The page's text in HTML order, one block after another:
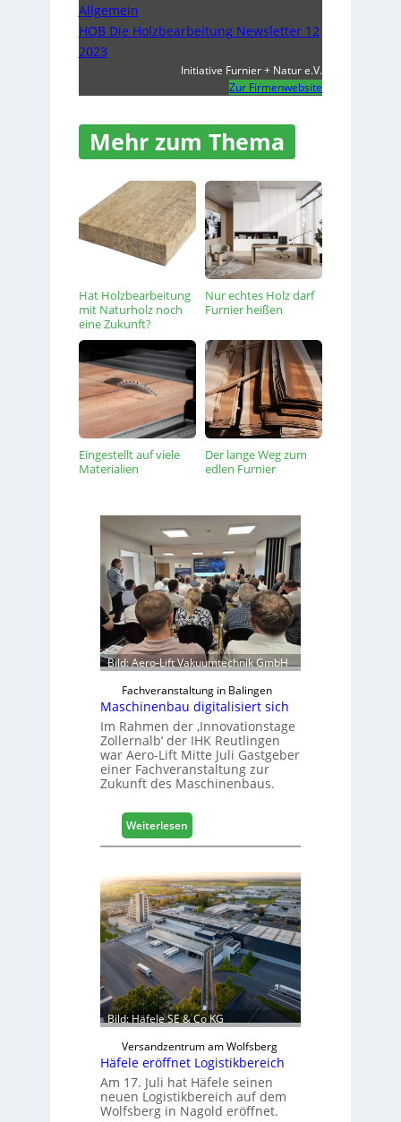
Allgemein
HOB Die Holzbearbeitung Newsletter 12
2023
Initiative Furnier + Natur e.V.
Zur Firmenwebsite
Mehr zum Thema
Hat Holzbearbeitung
mit Naturholz noch
eine Zukunft?
Nur echtes Holz darf
Furnier heißen
Eingestellt auf viele
Materialien
Der lange Weg zum
edlen Furnier
Bild: Aero-Lift Vakuumtechnik GmbH
Fachveranstaltung in Balingen
Maschinenbau digitalisiert sich
Im Rahmen der ‚Innovationstage
Zollernalb‘ der IHK Reutlingen
war Aero-Lift Mitte Juli Gastgeber
einer Fachveranstaltung zur
Zukunft des Maschinenbaus.
Weiterlesen:
M
s
c
h
i
n
e
n
b
a
u
d
i
g
i
t
Bild: Häfele SE & Co KG
Versandzentrum am Wolfsberg
Häfele eröffnet Logistikbereich
Am 17. Juli hat Häfele seinen
neuen Logistikbereich auf dem
Wolfsberg in Nagold eröffnet.